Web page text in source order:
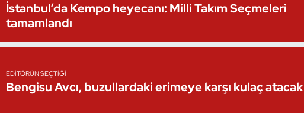
İstanbul’da Kempo heyecanı: Milli Takım Seçmeleri
tamamlandı
EDITÖRÜN SEÇTIĞI
Bengisu Avcı, buzullardaki erimeye karşı kulaç atacak